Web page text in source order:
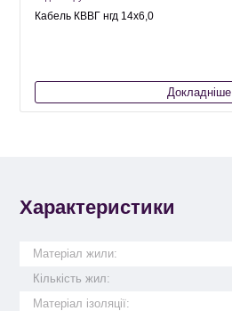
Кабель КВВГ нгд 14х6,0
Докладніше
Характеристики
Матеріал жили:
Кількість жил:
Матеріал ізоляції: